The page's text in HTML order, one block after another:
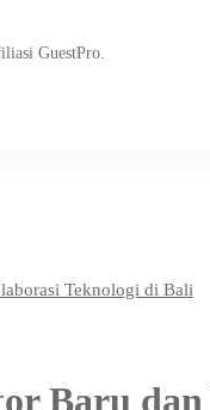
GuestPro.
Baru